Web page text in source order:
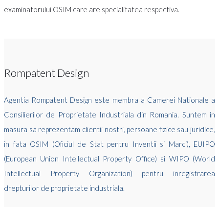
examinatorului OSIM care are specialitatea respectiva.
Rompatent Design
Agentia Rompatent Design este membra a Camerei Nationale a
Consilierilor de Proprietate Industriala din Romania. Suntem in
masura sa reprezentam clientii nostri, persoane fizice sau juridice,
in fata OSIM (Oficiul de Stat pentru Inventii si Marci), EUIPO
(European Union Intellectual Property Office) si WIPO (World
Intellectual Property Organization) pentru inregistrarea
drepturilor de proprietate industriala.